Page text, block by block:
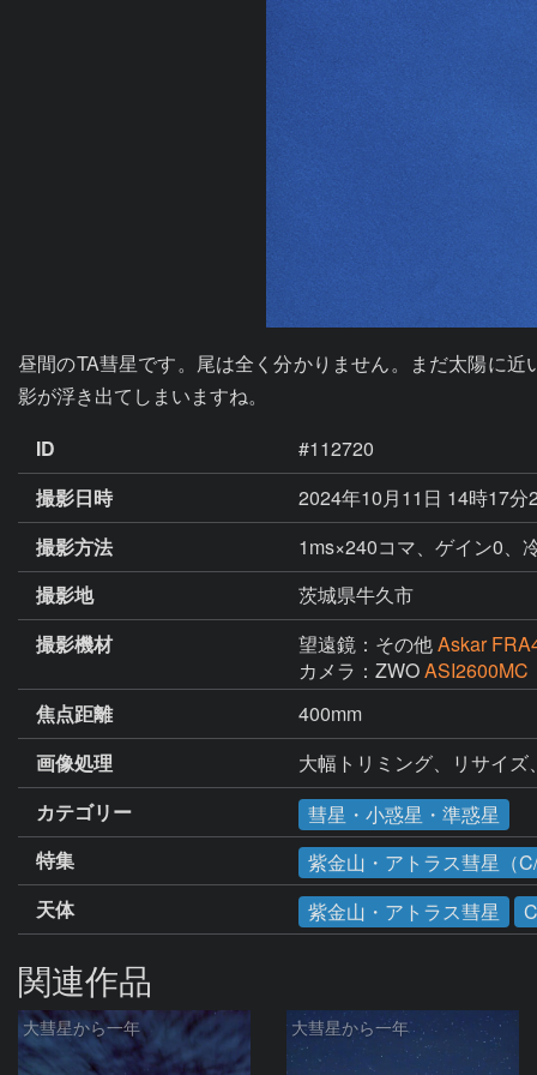
昼間のTA彗星です。尾は全く分かりません。まだ太陽に
影が浮き出てしまいますね。
ID
#112720
撮影日時
2024年10月11日 14時17
撮影方法
1ms×240コマ、ゲイン0、
撮影地
茨城県牛久市
撮影機材
望遠鏡：その他Askar
カメラ：ZWOASI2600MC
焦点距離
400mm
画像処理
大幅トリミング、リサイ
カテゴリー
彗星・小惑星・準惑星
特集
紫金山・アトラス彗星（
天体
紫金山・アトラス彗星
関連作品
大彗星から一年 大彗星から一年